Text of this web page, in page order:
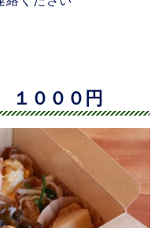
０００円